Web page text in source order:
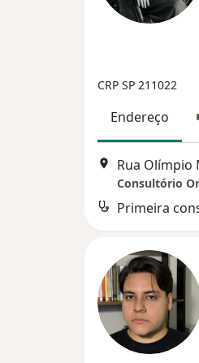
CRP SP 211022
Endereço
Rua Olímpio
Consultório
Primeira